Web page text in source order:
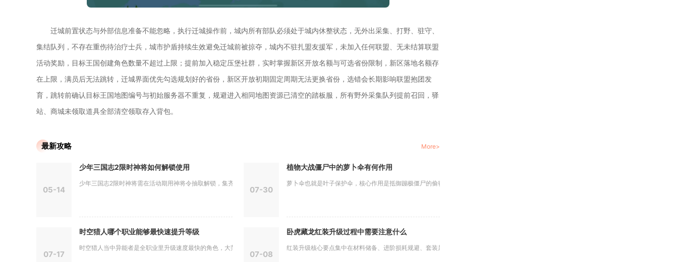
迁城前置状态与外部信息准备不能忽略，执行迁城操作前，城内所有部队必须处于城内休整状态，无外出采集、打野、驻守、
集结队列，不存在重伤待治疗士兵，城市护盾持续生效避免迁城前被掠夺，城内不驻扎盟友援军，未加入任何联盟、无未结算联盟
活动奖励，目标王国创建角色数量不超过上限；提前加入稳定压堡社群，实时掌握新区开放名额与可选省份限制，新区落地名额存
在上限，满员后无法跳转，迁城界面优先勾选规划好的省份，新区开放初期固定周期无法更换省份，选错会长期影响联盟抱团发
育，跳转前确认目标王国地图编号与初始服务器不重复，规避进入相同地图资源已清空的踏板服，所有野外采集队列提前召回，驿
站、商城未领取道具全部清空领取存入背包。
最新攻略 More>
05-14
少年三国志2限时神将如何解锁使用
少年三国志2限时神将需在活动期用神将令抽取解锁，集齐碎片合成...
07-30
植物大战僵尸中的萝卜伞有何作用
萝卜伞也就是叶子保护伞，核心作用是抵御蹦极僵尸的偷窃以及投石...
07-17
时空猎人哪个职业能够最快速提升等级
时空猎人当中异能者是全职业里升级速度最快的角色，大范围的领域...
07-08
卧虎藏龙红装升级过程中需要注意什么
红装升级核心要点集中在材料储备、进阶损耗规避、套装属性维持、...